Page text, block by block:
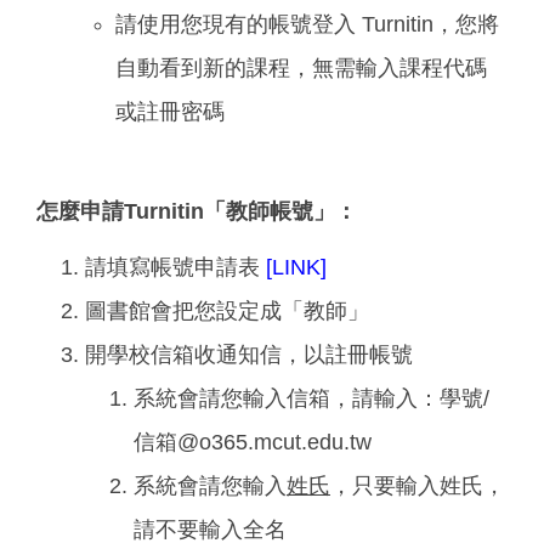
請使用您現有的帳號登入 Turnitin，您將
自動看到新的課程，無需輸入課程代碼
或註冊密碼
怎麼申請Turnitin「教師帳號」：
請填寫帳號申請表 [LINK]
圖書館會把您設定成「教師」
開學校信箱收通知信，以註冊帳號
系統會請您輸入信箱，請輸入：學號/
信箱@o365.mcut.edu.tw
系統會請您輸入 姓氏 ，只要輸入姓氏，
請不要輸入全名